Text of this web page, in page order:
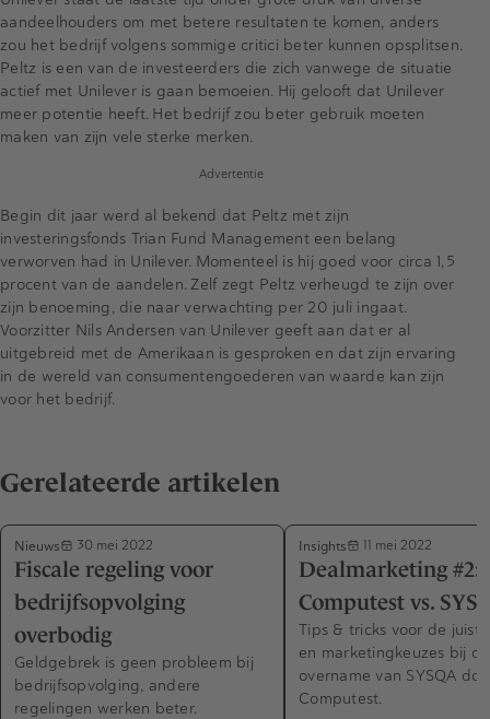
aandeelhouders om met betere resultaten te komen, anders
zou het bedrijf volgens sommige critici beter kunnen opsplitsen.
Peltz is een van de investeerders die zich vanwege de situatie
actief met Unilever is gaan bemoeien. Hij gelooft dat Unilever
meer potentie heeft. Het bedrijf zou beter gebruik moeten
maken van zijn vele sterke merken.
Advertentie
Begin dit jaar werd al bekend dat Peltz met zijn
investeringsfonds Trian Fund Management een belang
verworven had in Unilever. Momenteel is hij goed voor circa 1,5
procent van de aandelen. Zelf zegt Peltz verheugd te zijn over
zijn benoeming, die naar verwachting per 20 juli ingaat.
Voorzitter Nils Andersen van Unilever geeft aan dat er al
uitgebreid met de Amerikaan is gesproken en dat zijn ervaring
in de wereld van consumentengoederen van waarde kan zijn
voor het bedrijf.
Gerelateerde artikelen
Nieuws 30 mei 2022
Fiscale regeling voor
bedrijfsopvolging
overbodig
Geldgebrek is geen probleem bij
bedrijfsopvolging, andere
regelingen werken beter.
Insights 11 mei 2022
Dealmarketing #2:
Computest vs.
Tips & tricks voor de
en marketingkeuzes bij de
overname van SYSQA
Computest.